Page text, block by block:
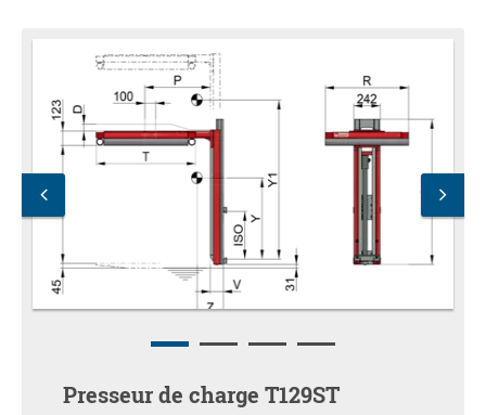
Presseur de charge T129ST